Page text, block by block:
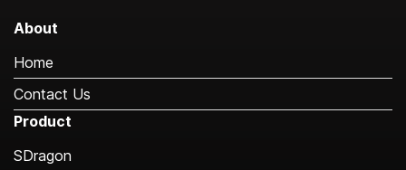
About
Home
Contact Us
Product
SDragon